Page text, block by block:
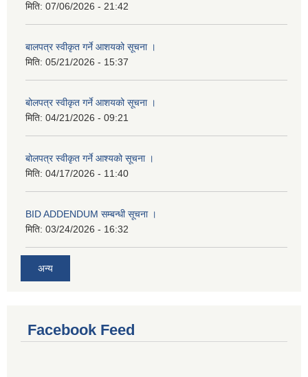
मिति: 07/06/2026 - 21:42
बालपत्र स्वीकृत गर्ने आशयको सूचना ।
मिति: 05/21/2026 - 15:37
बोलपत्र स्वीकृत गर्ने आशयको सूचना ।
मिति: 04/21/2026 - 09:21
बोलपत्र स्वीकृत गर्ने आश्यको सूचना ।
मिति: 04/17/2026 - 11:40
BID ADDENDUM सम्बन्धी सूचना ।
मिति: 03/24/2026 - 16:32
अन्य
Facebook Feed